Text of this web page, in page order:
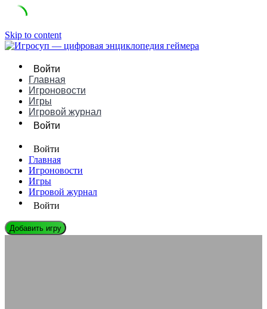
Skip to content
Войти
Главная
Игроновости
Игры
Игровой журнал
Войти
Войти
Главная
Игроновости
Игры
Игровой журнал
Войти
Добавить игру